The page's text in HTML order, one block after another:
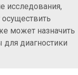
исследования,
может назначить
диагностики